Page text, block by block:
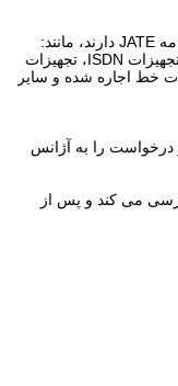
تجهیزات ارتباطی در ژاپن امروزه نیاز به گواهینامه JATE دارند، مانند:
تجهیزات شبکه تلفن، تجهیزات تماس بی سیم، تجهیزات ISDN، تجهیزات
خط اجاره شده و سایر
درخواست را به آژانس
می کند و پس از